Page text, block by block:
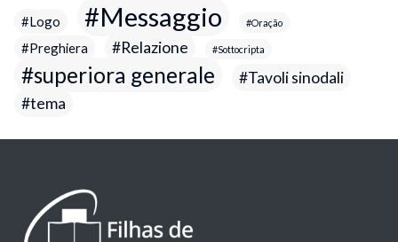
Logo Messaggio Oração
Preghiera Relazione Sottocripta
superiora generale
Tavoli sinodali
tema